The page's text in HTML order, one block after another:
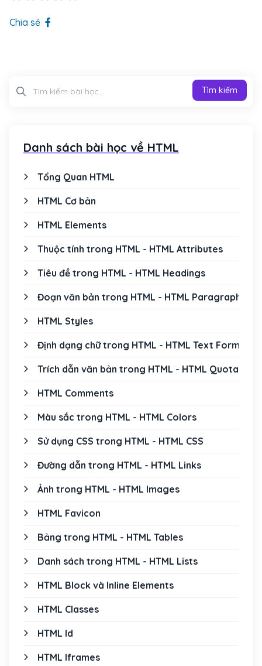
Chia sẻ
Tìm kiếm
Danh sách bài học về HTML
Tổng Quan HTML
HTML Cơ bản
HTML Elements
Thuộc tính trong HTML - HTML Attributes
Tiêu đề trong HTML - HTML Headings
Đoạn văn bản trong HTML - HTML Paragraphs
HTML Styles
Định dạng chữ trong HTML - HTML Text
Trích dẫn văn bản trong HTML - HTML Quotation
HTML Comments
Màu sắc trong HTML - HTML Colors
Sử dụng CSS trong HTML - HTML CSS
Đường dẫn trong HTML - HTML Links
Ảnh trong HTML - HTML Images
HTML Favicon
Bảng trong HTML - HTML Tables
Danh sách trong HTML - HTML Lists
HTML Block và Inline Elements
HTML Classes
HTML Id
HTML Iframes